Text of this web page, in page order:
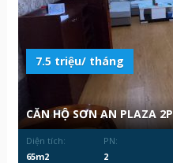
7.5 triệu/ tháng
CĂN HỘ SƠN AN PLAZA
Diện tích:
65m2
PN:
2